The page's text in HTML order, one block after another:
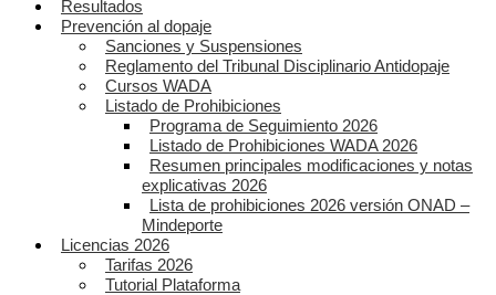
Resultados
Prevención al dopaje
Sanciones y Suspensiones
Reglamento del Tribunal Disciplinario Antidopaje
Cursos WADA
Listado de Prohibiciones
Programa de Seguimiento 2026
Listado de Prohibiciones WADA 2026
Resumen principales modificaciones y notas
explicativas 2026
Lista de prohibiciones 2026 versión ONAD –
Mindeporte
Licencias 2026
Tarifas 2026
Tutorial Plataforma